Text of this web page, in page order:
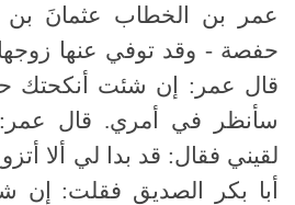
عمر بن الخطاب عثمانَ
حفصة - وقد توفي عنها
قال عمر : إن شئت أنكحتك
سأنظر في أمري. قال عمر
لقيني فقال: قد بدا لي ألا
أبا بكر الصديق فقلت: إن